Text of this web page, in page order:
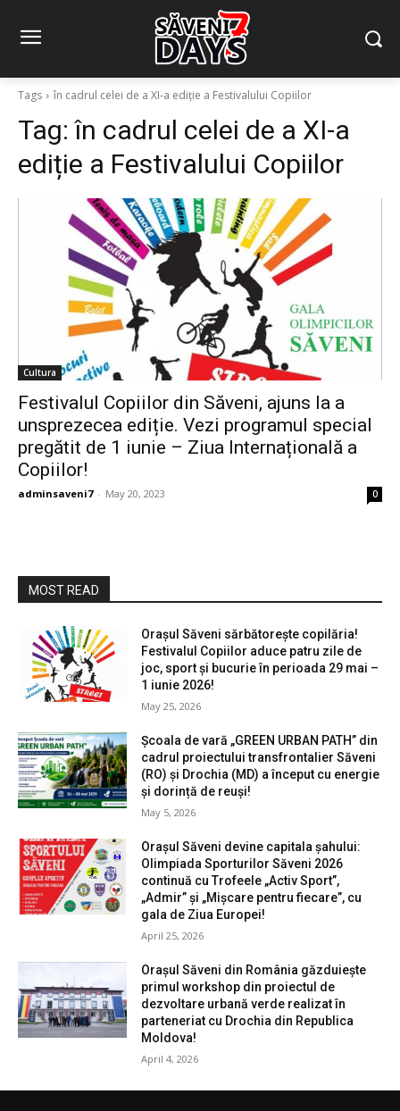
Tags în cadrul celei de a XI-a ediție a Festivalului Copiilor
Tag:în cadrul celei de a XI-a
ediție a Festivalului Copiilor
Cultura
Festivalul Copiilor din Săveni, ajuns la a
unsprezecea ediție. Vezi programul special
pregătit de 1 iunie – Ziua Internațională a
Copiilor!
adminsaveni7 - May 20, 2023 0
MOST READ
Orașul Săveni sărbătorește copilăria!
Festivalul Copiilor aduce patru zile de
joc, sport și bucurie în perioada 29 mai –
1 iunie 2026!
May 25, 2026
Școala de vară „GREEN URBAN PATH” din
cadrul proiectului transfrontalier Săveni
(RO) și Drochia (MD) a început cu energie
și dorință de reuși!
May 5, 2026
Orașul Săveni devine capitala șahului:
Olimpiada Sporturilor Săveni 2026
continuă cu Trofeele „Activ Sport”,
„Admir” și „Mișcare pentru fiecare”, cu
gala de Ziua Europei!
April 25, 2026
Orașul Săveni din România găzduiește
primul workshop din proiectul de
dezvoltare urbană verde realizat în
parteneriat cu Drochia din Republica
Moldova!
April 4, 2026